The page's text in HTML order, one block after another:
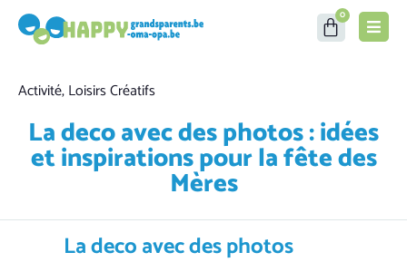
0
La deco avec des photos : idées
et inspirations pour la fête des
Mères
Category
Activité,Loisirs Créatifs
La deco avec des photos